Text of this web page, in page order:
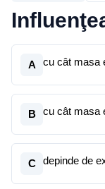
A cu cât masa
B cu cât masa
C depinde de